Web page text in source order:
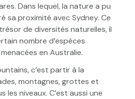
Dans lequel, la nature a pu
sa proximité avec Sydney. Ce
de diversités naturelles, il
nombre d’espèces
en Australie.
c’est partir à la
montagnes, grottes et
les niveaux. C’est aussi une